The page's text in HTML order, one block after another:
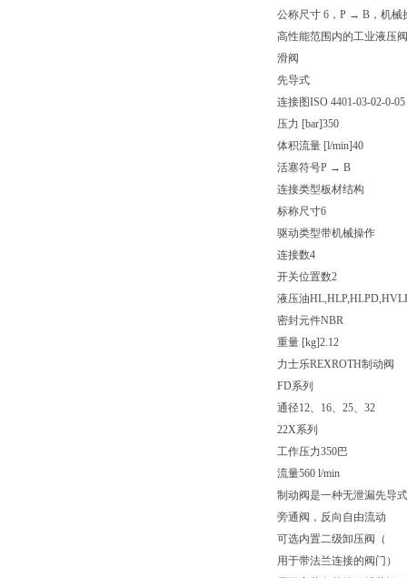
公称尺寸 6，P → B，机械
高性能范围内的工业液压
滑阀
先导式
连接图ISO 4401-03-02-0-05
压力 [bar]350
体积流量 [l/min]40
活塞符号P → B
连接类型板材结构
标称尺寸6
驱动类型带机械操作
连接数4
开关位置数2
液压油
密封元件NBR
重量 [kg]2.12
力士乐REXROTH制动阀
FD系列
通径12、16、25、32
22X系列
工作压力350巴
流量560 l/min
制动阀是一种无泄漏先导
旁通阀，反向自由流动
可选内置二级卸压阀（
用于带法兰连接的阀门）